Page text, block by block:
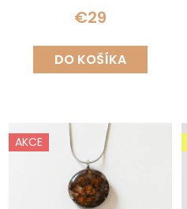
€29
DO KOŠÍKA
AKCE